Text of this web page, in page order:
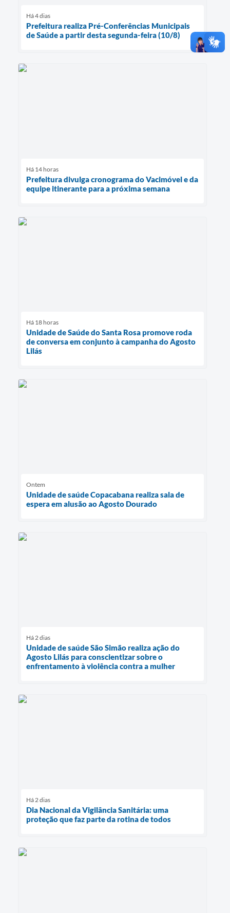
Há 4 dias
Prefeitura realiza Pré-Conferências Municipais
de Saúde a partir desta segunda-feira (10/8)
Há 14 horas
Prefeitura divulga cronograma do Vacimóvel e da
equipe itinerante para a próxima semana
Há 18 horas
Unidade de Saúde do Santa Rosa promove roda
de conversa em conjunto à campanha do Agosto
Lilás
Ontem
Unidade de saúde Copacabana realiza sala de
espera em alusão ao Agosto Dourado
Há 2 dias
Unidade de saúde São Simão realiza ação do
Agosto Lilás para conscientizar sobre o
enfrentamento à violência contra a mulher
Há 2 dias
Dia Nacional da Vigilância Sanitária: uma
proteção que faz parte da rotina de todos